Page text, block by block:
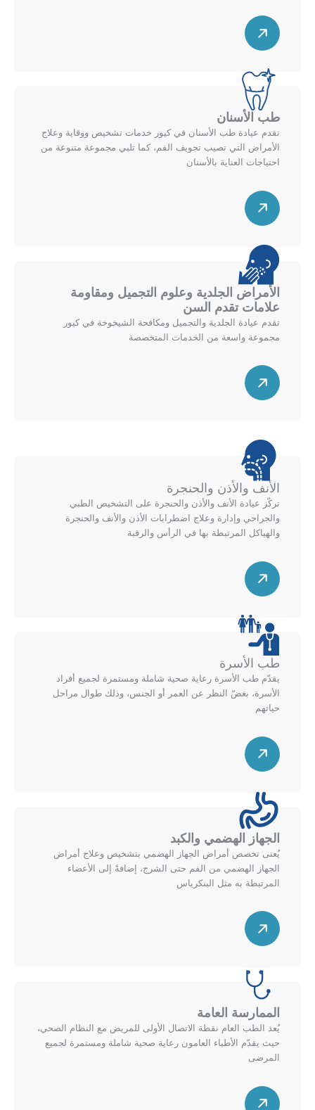
م
ي
ل
ل
أ
ع
ل
ى
خ
ط
س
ه
ق
ط
ر
ي
ل
ل
م
ي
ل
ل
أ
ع
ل
ى
خ
ط
طب الأسنان
تقدم عيادة طب الأسنان في كيور خدمات تشخيص ووقاية وعلاج
الأمراض التي تصيب تجويف الفم، كما تلبي مجموعة متنوعة من
احتياجات العناية بالأسنان
س
ه
ق
ط
ر
ي
ل
ل
م
ي
ل
أ
ع
ل
ى
م
ط
ط
الأمراض الجلدية وعلوم التجميل ومقاومة
علامات تقدم السن
تقدم عيادة الجلدية والتجميل ومكافحة الشيخوخة في كيور
مجموعة واسعة من الخدمات المتخصصة
س
ه
ط
ر
ي
ل
ل
ي
ي
ن
ل
ل
أ
ع
ل
ى
م
ط
ط
الأنف والأذن والحنجرة
تركّز عيادة الأنف والأذن والحنجرة على التشخيص الطبي
والجراحي وإدارة وعلاج اضطرابات الأذن والأنف والحنجرة
والهياكل المرتبطة بها في الرأس والرقبة
س
ه
ق
ط
ر
ي
ل
ل
م
ي
ل
ل
أ
ع
ل
ى
خ
ط
طب الأسرة
يقدّم طب الأسرة رعاية صحية شاملة ومستمرة لجميع أفراد
الأسرة، بغضّ النظر عن العمر أو الجنس، وذلك طوال مراحل
حياتهم
س
ه
ق
ط
ر
ي
ل
ل
م
ي
ل
ل
أ
ع
ل
ى
خ
الجهاز الهضمي والكبد
يُعنى تخصص أمراض الجهاز الهضمي بتشخيص وعلاج أمراض
الجهاز الهضمي من الفم حتى الشرج، إضافةً إلى الأعضاء
المرتبطة به مثل البنكرياس
س
ه
ق
ط
ر
ي
ل
ل
م
الممارسة العامة
يُعد الطب العام نقطة الاتصال الأولى للمريض مع النظام الصحي،
حيث يقدّم الأطباء العامون رعاية صحية شاملة ومستمرة لجميع
المرضى
س